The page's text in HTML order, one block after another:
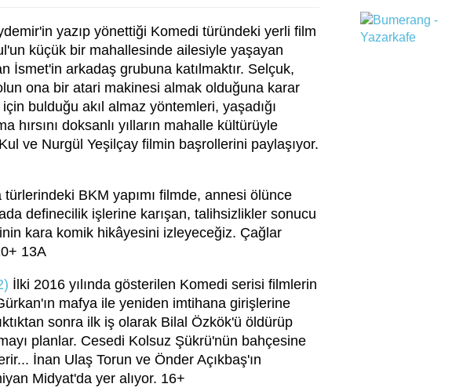
yazıp yönettiği Komedi türündeki yerli film
küçük bir mahallesinde ailesiyle yaşayan
İsmet'in arkadaş grubuna katılmaktır. Selçuk,
ona bir atari makinesi almak olduğuna karar
bulduğu akıl almaz yöntemleri, yaşadığı
hırsını doksanlı yılların mahalle kültürüyle
ve Nurgül Yeşilçay filmin başrollerini paylaşıyor.
BKM yapımı filmde, annesi ölünce
definecilik işlerine karışan, talihsizlikler sonucu
kara komik hikâyesini izleyeceğiz. Çağlar
13A
İlki 2016 yılında gösterilen Komedi serisi filmlerin
mafya ile yeniden imtihana girişlerine
sonra ilk iş olarak Bilal Özkök'ü öldürüp
planlar. Cesedi Kolsuz Şükrü'nün bahçesine
İnan Ulaş Torun ve Önder Açıkbaş'ın
Midyat'da yer alıyor. 16+